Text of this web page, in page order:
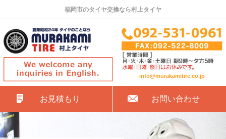
福岡市のタイヤ交換なら村上タイヤ
info@murakamitire.co.jp
お見積もり お問い合わせ